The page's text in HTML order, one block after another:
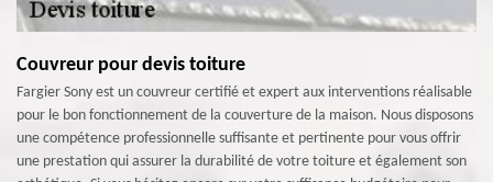
Couvreur pour devis toiture
Fargier Sony est un couvreur certifié et expert aux interventions réalisable
pour le bon fonctionnement de la couverture de la maison. Nous disposons
une compétence professionnelle suffisante et pertinente pour vous offrir
une prestation qui assurer la durabilité de votre toiture et également son